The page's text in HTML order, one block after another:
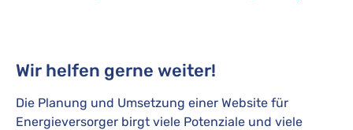
Wir helfen gerne weiter!
Die Planung und Umsetzung einer Website für
Energieversorger birgt viele Potenziale und viele